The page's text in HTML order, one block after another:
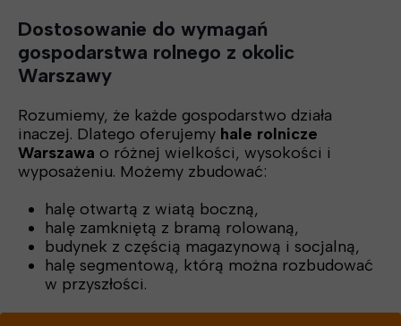
Dostosowanie do wymagań
gospodarstwa rolnego z okolic
Warszawy
Rozumiemy, że każde gospodarstwo działa
inaczej. Dlatego oferujemy hale rolnicze
Warszawa o różnej wielkości, wysokości i
wyposażeniu. Możemy zbudować:
halę otwartą z wiatą boczną,
halę zamkniętą z bramą rolowaną,
budynek z częścią magazynową i socjalną,
halę segmentową, którą można rozbudować
w przyszłości.